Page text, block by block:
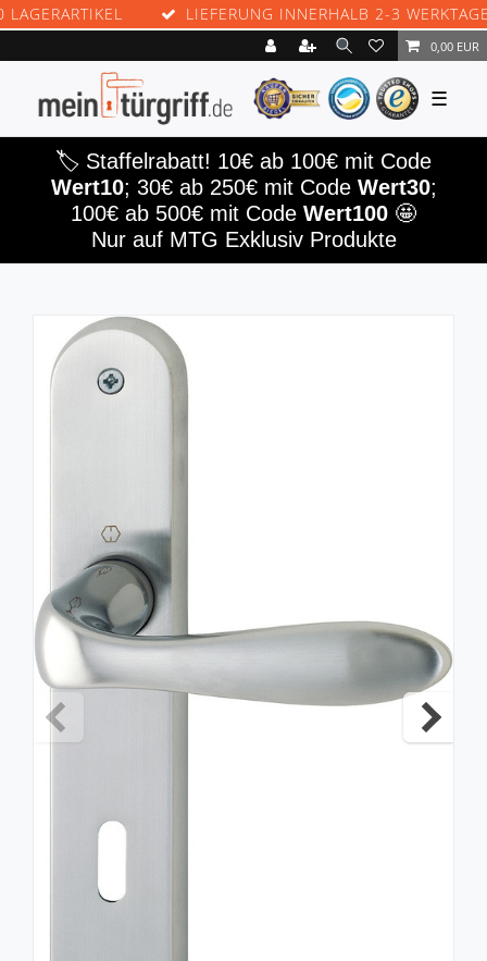
LIEFERUNG INNERHALB 2-3 WERKTAGEN
0,00 EUR
☰
🏷️ Staffelrabatt! 10€ ab 100€ mit Code
Wert10; 30€ ab 250€ mit Code Wert30;
100€ ab 500€ mit Code Wert100 🤩
Nur auf MTG Exklusiv Produkte